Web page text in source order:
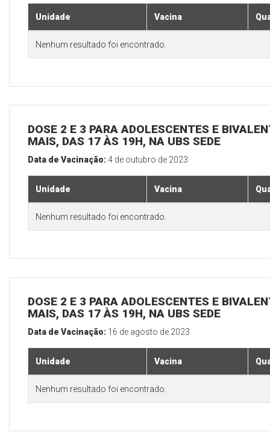
Unidade Vacina
Nenhum resultado foi encontrado.
DOSE 2 E 3 PARA ADOLESCENTES E
MAIS, DAS 17 ÀS 19H, NA UBS SEDE
Data de Vacinação:4 de outubro de 2023
Unidade Vacina
Nenhum resultado foi encontrado.
DOSE 2 E 3 PARA ADOLESCENTES E
MAIS, DAS 17 ÀS 19H, NA UBS SEDE
Data de Vacinação: 16 de agosto de 2023
Unidade Vacina
Nenhum resultado foi encontrado.